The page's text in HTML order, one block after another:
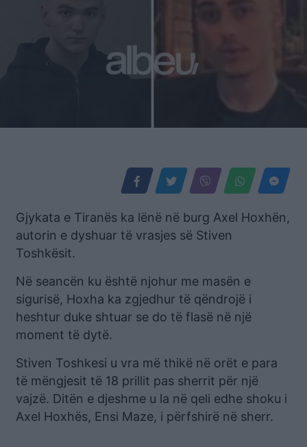
Gjykata e Tiranës ka lënë në burg Axel Hoxhën,
autorin e dyshuar të vrasjes së Stiven
Toshkësit.
Në seancën ku është njohur me masën e
sigurisë, Hoxha ka zgjedhur të qëndrojë i
heshtur duke shtuar se do të flasë në një
moment të dytë.
Stiven Toshkesi u vra më thikë në orët e para
të mëngjesit të 18 prillit pas sherrit për një
vajzë. Ditën e djeshme u la në qeli edhe shoku i
Axel Hoxhës, Ensi Maze, i përfshirë në sherr.